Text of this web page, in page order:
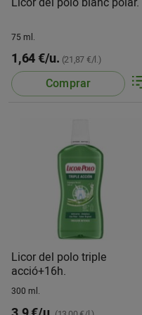
75 ml.
1,64 €/u. (21,87 €/l.)
Comprar
Licor del polo triple
acció+16h.
300 ml.